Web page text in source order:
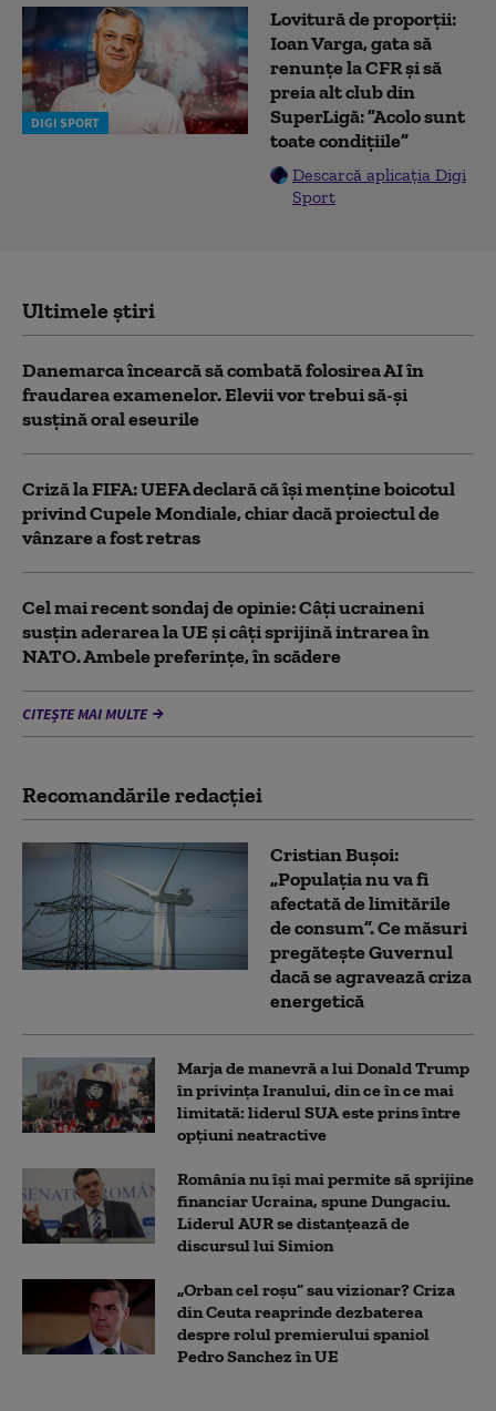
DIGI SPORT
Lovitură de proporții:
Ioan Varga, gata să
renunțe la CFR și să
preia alt club din
SuperLigă: ”Acolo sunt
toate condițiile”
Descarcă aplicația Digi
Sport
Ultimele știri
Danemarca încearcă să combată folosirea AI în
fraudarea examenelor. Elevii vor trebui să-şi
susţină oral eseurile
Criză la FIFA: UEFA declară că îşi menţine boicotul
privind Cupele Mondiale, chiar dacă proiectul de
vânzare a fost retras
Cel mai recent sondaj de opinie: Câți ucraineni
susțin aderarea la UE și câți sprijină intrarea în
NATO. Ambele preferințe, în scădere
CITEȘTE MAI MULTE
Recomandările redacţiei
Cristian Bușoi:
„Populația nu va fi
afectată de limitările
de consum”. Ce măsuri
pregătește Guvernul
dacă se agravează criza
energetică
Marja de manevră a lui Donald Trump
în privința Iranului, din ce în ce mai
limitată: liderul SUA este prins între
opțiuni neatractive
România nu își mai permite să sprijine
financiar Ucraina, spune Dungaciu.
Liderul AUR se distanțează de
discursul lui Simion
„Orban cel roșu” sau vizionar? Criza
din Ceuta reaprinde dezbaterea
despre rolul premierului spaniol
Pedro Sanchez în UE